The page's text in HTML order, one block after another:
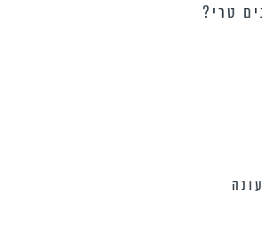
טרי?